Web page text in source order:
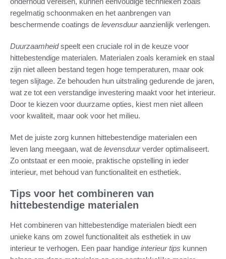
regelmatig schoonmaken en het aanbrengen van
beschermende coatings de levensduuraanzienlijk verlengen.
Duurzaamheidspeelt een cruciale rol in de keuze voor
hittebestendige materialen. Materialen zoals keramiek en staal
zijn niet alleen bestand tegen hoge temperaturen, maar ook
tegen slijtage. Ze behouden hun uitstraling gedurende de jaren,
wat ze tot een verstandige investering maakt voor het interieur.
Door te kiezen voor duurzame opties, kiest men niet alleen
voor kwaliteit, maar ook voor het milieu.
Met de juiste zorg kunnen hittebestendige materialen een
leven lang meegaan, wat de levensduurverder optimaliseert.
Zo ontstaat er een mooie, praktische opstelling in ieder
interieur, met behoud van functionaliteit en esthetiek.
Tips voor het combineren van
hittebestendige materialen
Het combineren van hittebestendige materialen biedt een
unieke kans om zowel functionaliteit als esthetiek in uw
interieur te verhogen. Een paar handige interieur tips kunnen